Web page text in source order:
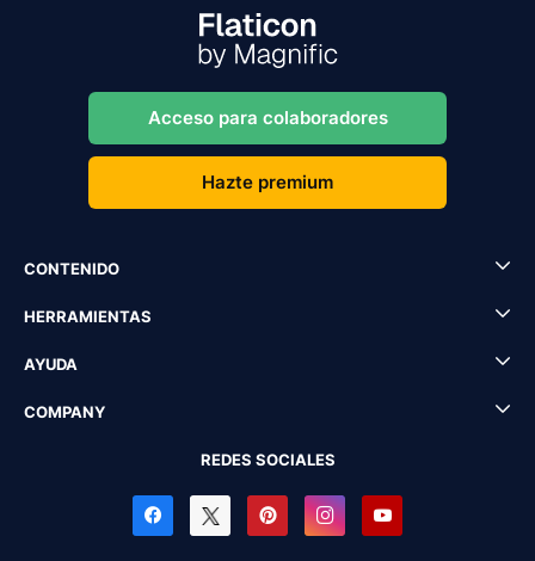
Acceso para colaboradores
Hazte premium
CONTENIDO
HERRAMIENTAS
AYUDA
COMPANY
REDES SOCIALES